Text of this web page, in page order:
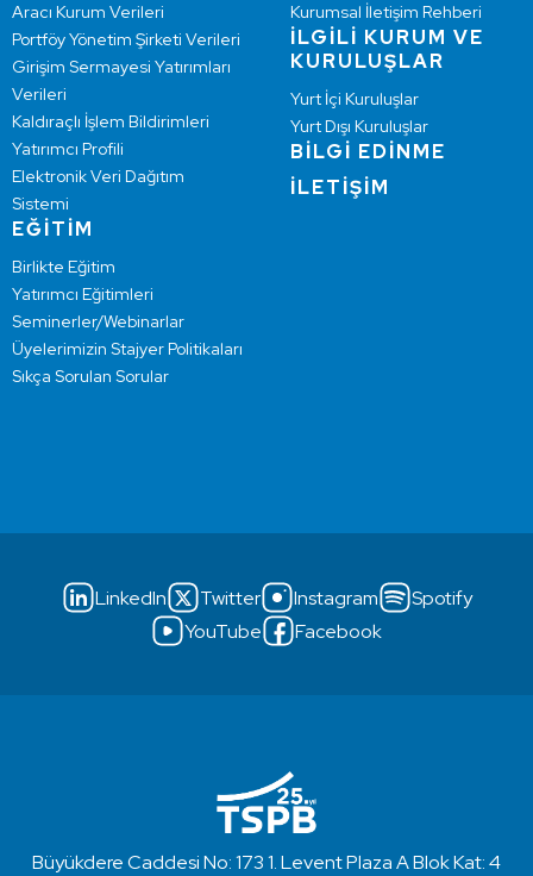
Aracı Kurum Verileri
Portföy Yönetim Şirketi Verileri
Girişim Sermayesi Yatırımları
Verileri
Kaldıraçlı İşlem Bildirimleri
Yatırımcı Profili
Elektronik Veri Dağıtım
Sistemi
EĞİTİM
Birlikte Eğitim
Yatırımcı Eğitimleri
Seminerler/Webinarlar
Üyelerimizin Stajyer Politikaları
Sıkça Sorulan Sorular
Kurumsal İletişim Rehberi
İLGİLİ KURUM VE
KURULUŞLAR
Yurt İçi Kuruluşlar
Yurt Dışı Kuruluşlar
BİLGİ EDİNME
İLETİŞİM
LinkedIn Twitter Instagram
Spotify
YouTube
Facebook
Büyükdere Caddesi No: 173 1. Levent Plaza A Blok Kat: 4